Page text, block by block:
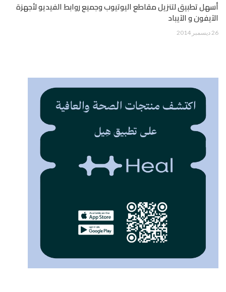
أسهل تطبيق لتنزيل مقاطع اليوتيوب وجميع روابط الفيديو لأجهزة
الآيفون و الآيباد
26 ديسمبر 2014